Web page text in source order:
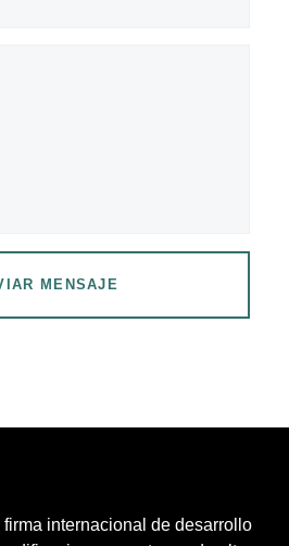
MENSAJE
internacional de desarrollo